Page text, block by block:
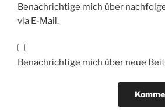
Benachrichtige mich über
via E-Mail.
Benachrichtige mich über neue